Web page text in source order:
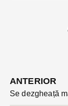
ANTERIOR